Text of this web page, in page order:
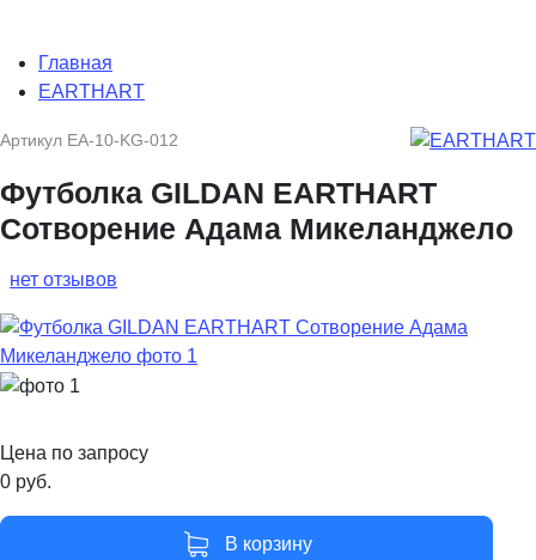
Главная
EARTHART
Артикул EA-10-KG-012
Футболка GILDAN EARTHART
Сотворение Адама Микеланджело
нет отзывов
Цена по запросу
0 руб.
В корзину